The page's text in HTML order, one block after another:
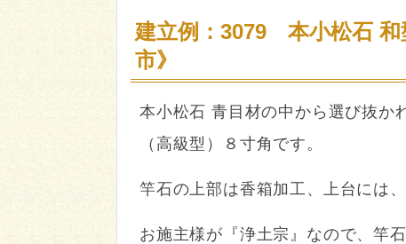
建立例：3079 本小松石 和
市》
本小松石 青目材の中から選び抜か
（高級型）８寸角です。
竿石の上部は香箱加工、上台には
お施主様が『浄土宗』なので、竿